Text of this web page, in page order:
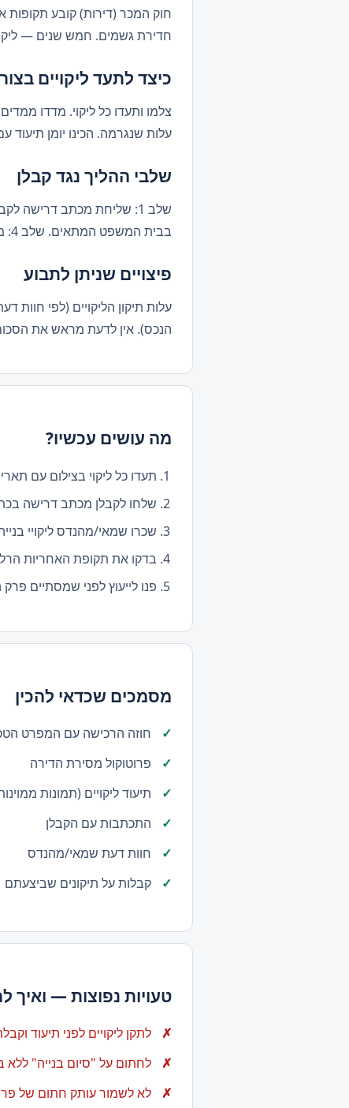
חוק המכר (דירות) קובע תקופות
חדירת גשמים. חמש שנים —
כיצד לתעד ליקויים
צלמו ותעדו כל ליקוי. מדדו
עלות שנגרמה. הכינו יומן תיעוד
שלבי ההליך נגד קבלן
בבית המשפט המתאים. שלב 4: מינוי מומחה מטעם בית המשפט. שלב 5: ניסיון פשרה ופסיקה.
פיצויים שניתן לתבוע
עלות תיקון הליקויים (לפי חוות
הנכס). אין לדעת מראש את
מה עושים עכשיו?
תעדו כל ליקוי בצילום עם
שלחו לקבלן מכתב דרישה
שכרו שמאי/מהנדס ליקויי
בדקו את תקופת האחריות
פנו לייעוץ לפני שמסתיים
מסמכים שכדאי להכין
חוזה הרכישה עם המפרט
פרוטוקול מסירת הדירה
תיעוד ליקויים (תמונות
התכתבות עם הקבלן
חוות דעת שמאי/מהנדס
קבלות על תיקונים שביצעתם
טעויות נפוצות — ואיך
לתקן ליקויים לפני תיעוד
לחתום על "סיום בנייה" ללא
לא לשמור עותק חתום של